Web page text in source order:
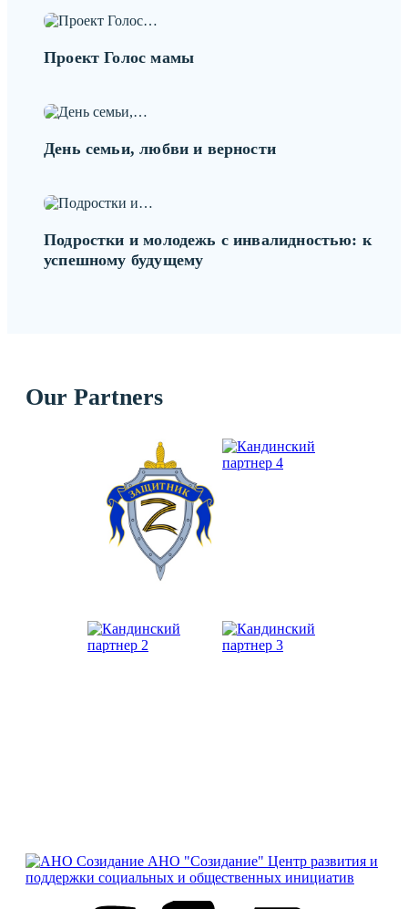
Проект Голос мамы
День семьи, любви и верности
Подростки и молодежь с инвалидностью: к
успешному будущему
Our Partners
АНО "Созидание" Центр развития и
поддержки социальных и общественных инициатив